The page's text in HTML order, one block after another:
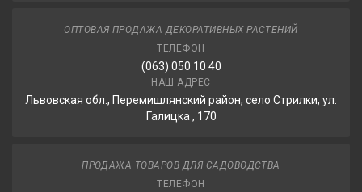
ОПТОВАЯ ПРОДАЖА ДЕКОРАТИВНЫХ РАСТЕНИЙ
ТЕЛЕФОН
(063) 050 10 40
НАШ АДРЕС
Львовская обл., Перемишлянский район, село Стрилки, ул.
Галицка , 170
ПРОДАЖА ТОВАРОВ ДЛЯ САДОВОДСТВА
ТЕЛЕФОН